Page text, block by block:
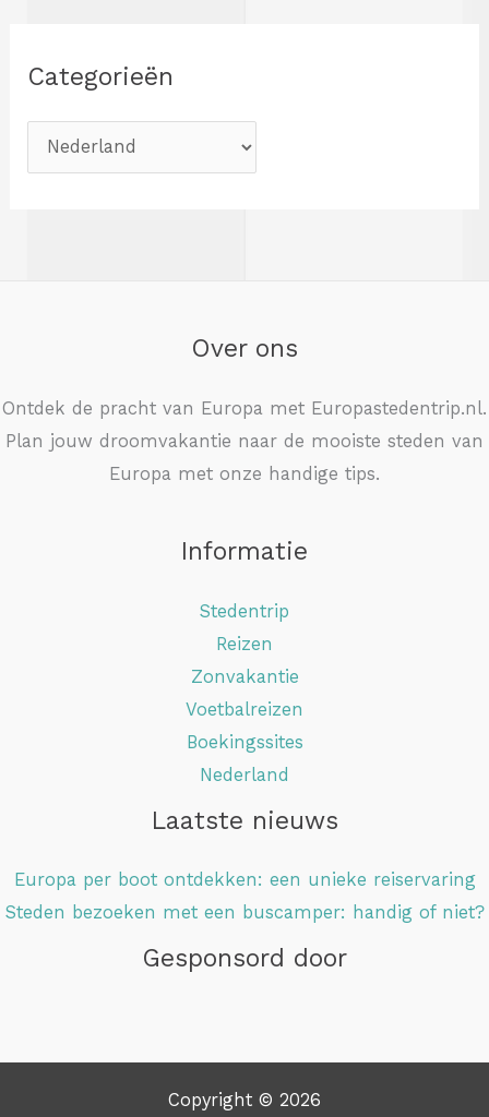
Categorieën
Over ons
Ontdek de pracht van Europa met Europastedentrip.nl.
Plan jouw droomvakantie naar de mooiste steden van
Europa met onze handige tips.
Informatie
Stedentrip
Reizen
Zonvakantie
Voetbalreizen
Boekingssites
Nederland
Laatste nieuws
Europa per boot ontdekken: een unieke reiservaring
Steden bezoeken met een buscamper: handig of niet?
Gesponsord door
Copyright © 2026